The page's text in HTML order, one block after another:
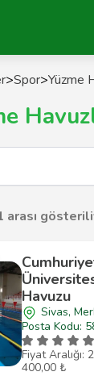
>Spor>Yüzme
arası
Havuzu
Sivas,
Posta Kodu:
Fiyat Aralığı:
400,00 ₺